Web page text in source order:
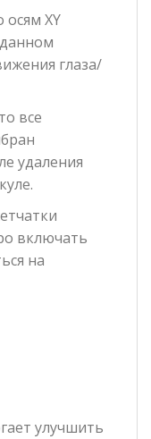
XY
глаза/
все
удаления
включать
на
улучшить